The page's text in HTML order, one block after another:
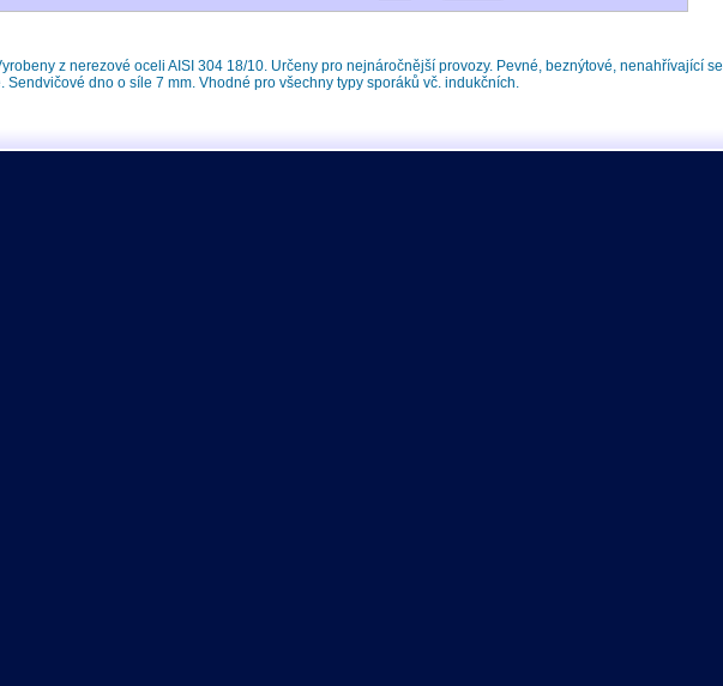
z nerezové oceli AISI 304 18/10. Určeny pro nejnáročnější provozy. Pevné, beznýtové, nenahřívající se
Sendvičové dno o síle 7 mm. Vhodné pro všechny typy sporáků vč. indukčních.